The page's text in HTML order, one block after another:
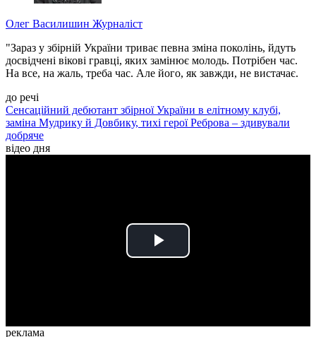
Олег Василишин Журналіст
"Зараз у збірній України триває певна зміна поколінь, йдуть
досвідчені вікові гравці, яких замінює молодь. Потрібен час.
На все, на жаль, треба час. Але його, як завжди, не вистачає.
до речі
Сенсаційний дебютант збірної України в елітному клубі,
заміна Мудрику й Довбику, тихі герої Реброва – здивували
добряче
відео дня
Play
реклама